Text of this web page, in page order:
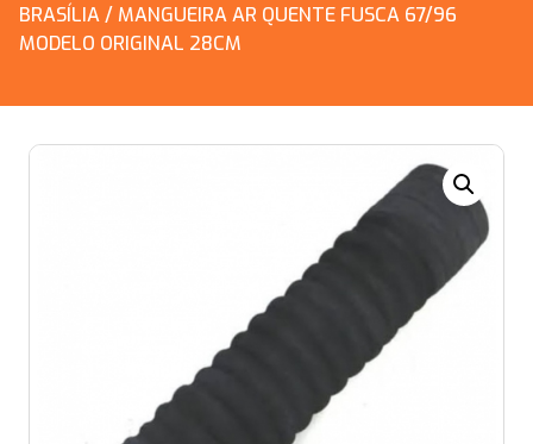
BRASÍLIA/ MANGUEIRA AR QUENTE FUSCA 67/96
MODELO ORIGINAL 28CM